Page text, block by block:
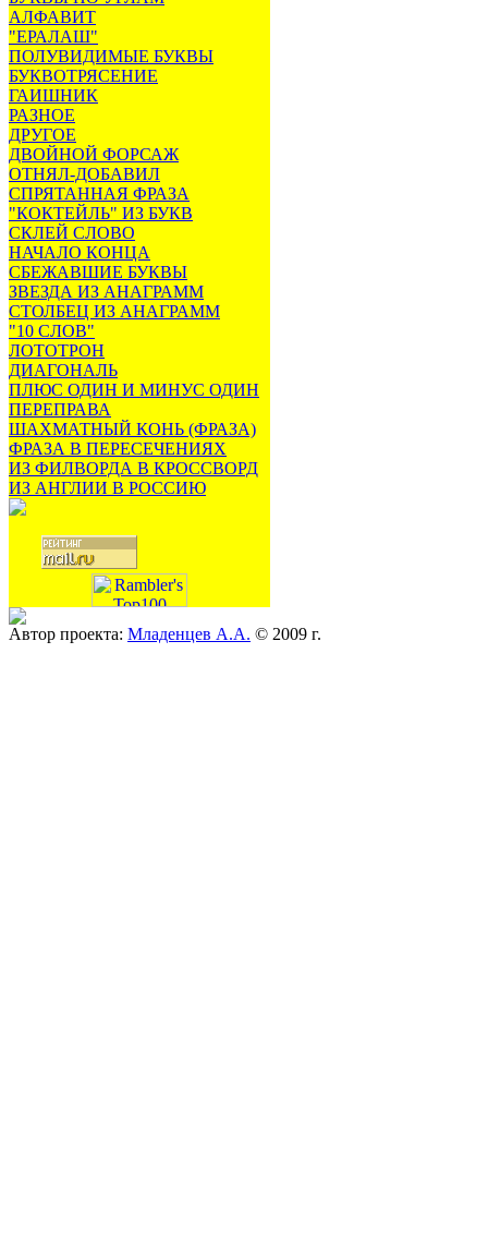
АЛФАВИТ
"ЕРАЛАШ"
ПОЛУВИДИМЫЕ БУКВЫ
БУКВОТРЯСЕНИЕ
ГАИШНИК
РАЗНОЕ
ДРУГОЕ
ДВОЙНОЙ ФОРСАЖ
ОТНЯЛ-ДОБАВИЛ
СПРЯТАННАЯ ФРАЗА
"КОКТЕЙЛЬ" ИЗ БУКВ
СКЛЕЙ СЛОВО
НАЧАЛО КОНЦА
СБЕЖАВШИЕ БУКВЫ
ЗВЕЗДА ИЗ АНАГРАММ
СТОЛБЕЦ ИЗ АНАГРАММ
"10 СЛОВ"
ЛОТОТРОН
ДИАГОНАЛЬ
ПЛЮС ОДИН И МИНУС ОДИН
ПЕРЕПРАВА
ШАХМАТНЫЙ КОНЬ (ФРАЗА)
ФРАЗА В ПЕРЕСЕЧЕНИЯХ
ИЗ ФИЛВОРДА В КРОССВОРД
ИЗ АНГЛИИ В РОССИЮ
Автор проекта: Младенцев А.А. © 2009 г.